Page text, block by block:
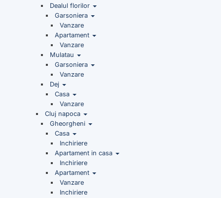
Dealul florilor
Garsoniera
Vanzare
Apartament
Vanzare
Mulatau
Garsoniera
Vanzare
Dej
Casa
Vanzare
Cluj napoca
Gheorgheni
Casa
Inchiriere
Apartament in casa
Inchiriere
Apartament
Vanzare
Inchiriere